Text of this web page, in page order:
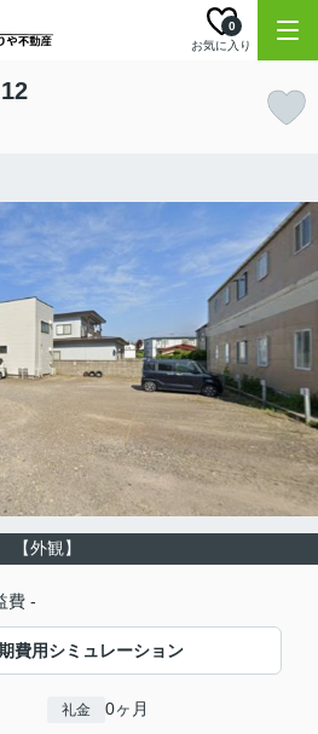
お気に入り
0
【外観】
費 -
費用シミュレーション
礼金 0ヶ月